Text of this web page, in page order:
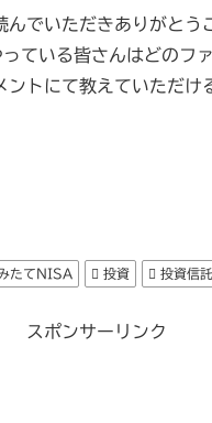
んでいただきありがとう
ている皆さんはどのフ
ントにて教えていただけ
たてNISA 投資 投資信託
スポンサーリンク